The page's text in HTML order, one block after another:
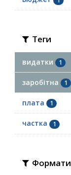
Теги
видатки 1
заробітна 1
плата 1
частка 1
Формати